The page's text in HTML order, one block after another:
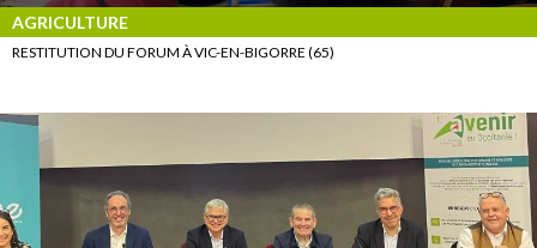
AGRICULTURE
RESTITUTION DU FORUM À VIC-EN-BIGORRE (65)